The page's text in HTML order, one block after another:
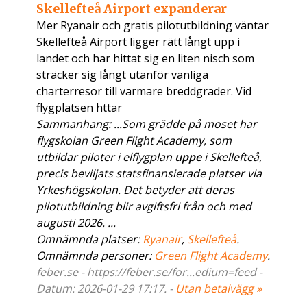
Skellefteå Airport expanderar
Mer Ryanair och gratis pilotutbildning väntar
Skellefteå Airport ligger rätt långt upp i
landet och har hittat sig en liten nisch som
sträcker sig långt utanför vanliga
charterresor till varmare breddgrader. Vid
flygplatsen httar
Sammanhang: ...Som grädde på moset har
flygskolan Green Flight Academy, som
utbildar piloter i elflygplan uppei Skellefteå,
precis beviljats statsfinansierade platser via
Yrkeshögskolan. Det betyder att deras
pilotutbildning blir avgiftsfri från och med
augusti 2026. ...
Omnämnda platser:Ryanair, Skellefteå.
Omnämnda personer: Green Flight Academy.
feber.se - https://feber.se/for...edium=feed -
Datum: 2026-01-29 17:17. - Utan betalvägg »